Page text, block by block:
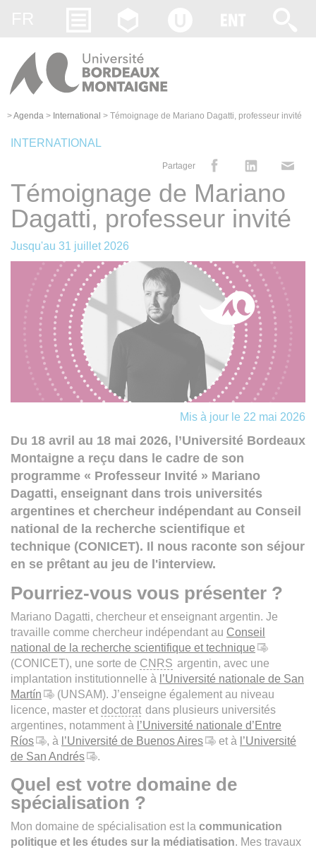
>Agenda > International > Témoignage de Mariano Dagatti, professeur invité
INTERNATIONAL
Partager
Témoignage de Mariano
Dagatti, professeur invité
Jusqu'au 31 juillet 2026
Mis à jour le 22 mai 2026
Du 18 avril au 18 mai 2026, l’Université Bordeaux
Montaigne a reçu dans le cadre de son
programme « Professeur Invité » Mariano
Dagatti, enseignant dans trois universités
argentines et chercheur indépendant au Conseil
national de la recherche scientifique et
technique (CONICET). Il nous raconte son séjour
en se prêtant au jeu de l'interview.
Pourriez-vous vous présenter ?
Mariano Dagatti, chercheur et enseignant argentin. Je
travaille comme chercheur indépendant au Conseil
national de la recherche scientifique et technique
(CONICET), une sorte de CNRS argentin, avec une
implantation institutionnelle à l’Université nationale de San
Martín
(UNSAM). J’enseigne également au niveau
licence, master et doctorat dans plusieurs universités
argentines, notamment à l’Université nationale d’Entre
Ríos
, à l’Université de Buenos Aires et à l’Université
de San Andrés
.
Quel est votre domaine de
spécialisation ?
Mon domaine de spécialisation est la communication
politique et les études sur la médiatisation. Mes travaux